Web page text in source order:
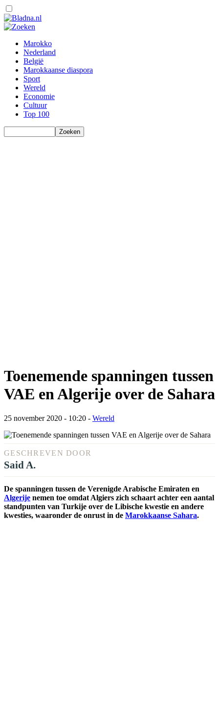
Marokko
Nederland
België
Marokkaanse diaspora
Sport
Wereld
Economie
Cultuur
Top 100
Toenemende spanningen tussen
VAE en Algerije over de Sahara
25 november 2020 - 10:20 - Wereld
GESCHREVEN DOOR
Said A.
De spanningen tussen de Verenigde Arabische Emiraten en
Algerije nemen toe omdat Algiers zich schaart achter een aantal
standpunten van Turkije over de Libische kwestie en andere
kwesties, waaronder de onrust in de Marokkaanse Sahara.